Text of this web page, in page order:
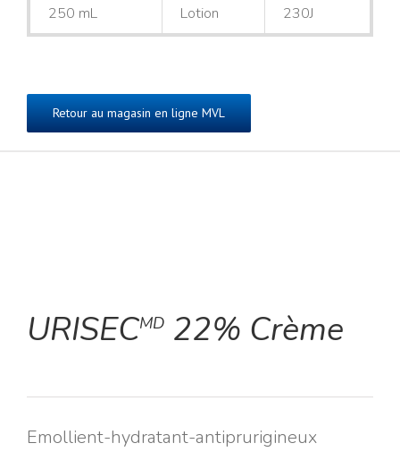
250 mL Lotion 230J
Retour au magasin en ligne MVL
URISECMD 22% Crème
Emollient-hydratant-antiprurigineux